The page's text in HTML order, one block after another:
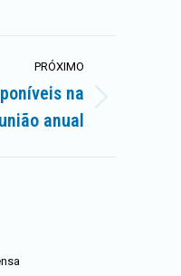
PRÓXIMO
na
anual